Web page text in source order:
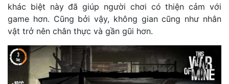
khác biệt này đã giúp người chơi có thiện cảm với
game hơn. Cũng bởi vậy, không gian cũng như nhân
vật trở nên chân thực và gần gũi hơn.